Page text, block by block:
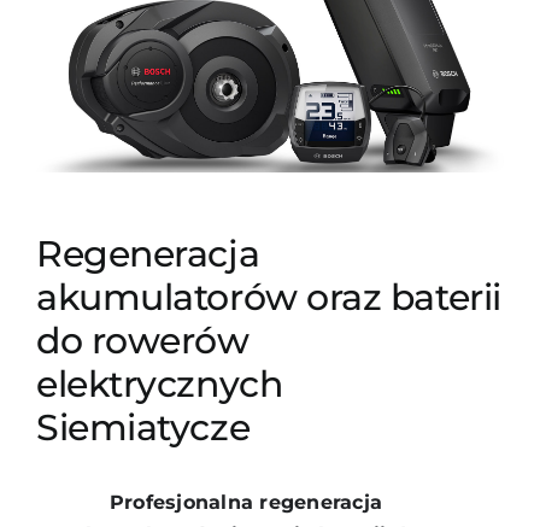
Regeneracja
akumulatorów oraz baterii
do rowerów
elektrycznych
Siemiatycze
Profesjonalna regeneracja